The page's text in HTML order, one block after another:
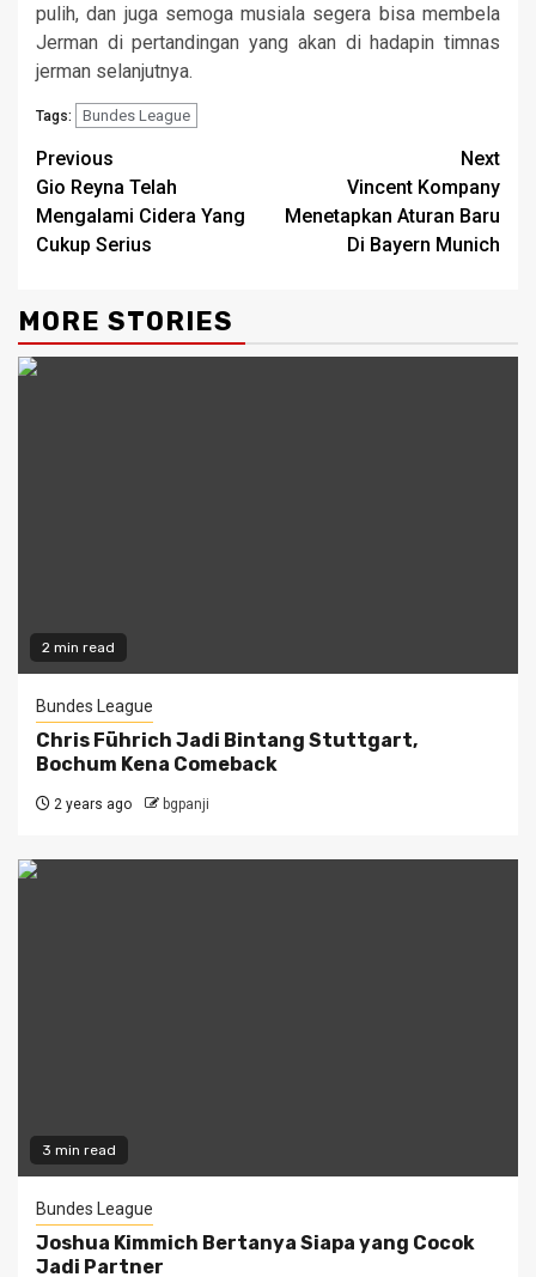
pulih, dan juga semoga musiala segera bisa membela
Jerman di pertandingan yang akan di hadapin timnas
jerman selanjutnya.
Tags: Bundes League
Continue
Reading
Previous
Gio Reyna Telah
Mengalami Cidera Yang
Cukup Serius
Next
Vincent Kompany
Menetapkan Aturan Baru
Di Bayern Munich
MORE STORIES
2 min read
Bundes League
Chris Führich Jadi Bintang Stuttgart,
Bochum Kena Comeback
2 years ago bgpanji
3 min read
Bundes League
Joshua Kimmich Bertanya Siapa yang Cocok
Jadi Partner